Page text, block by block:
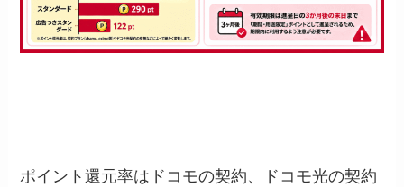
ポイント還元率はドコモの契約、ドコモ光の契約